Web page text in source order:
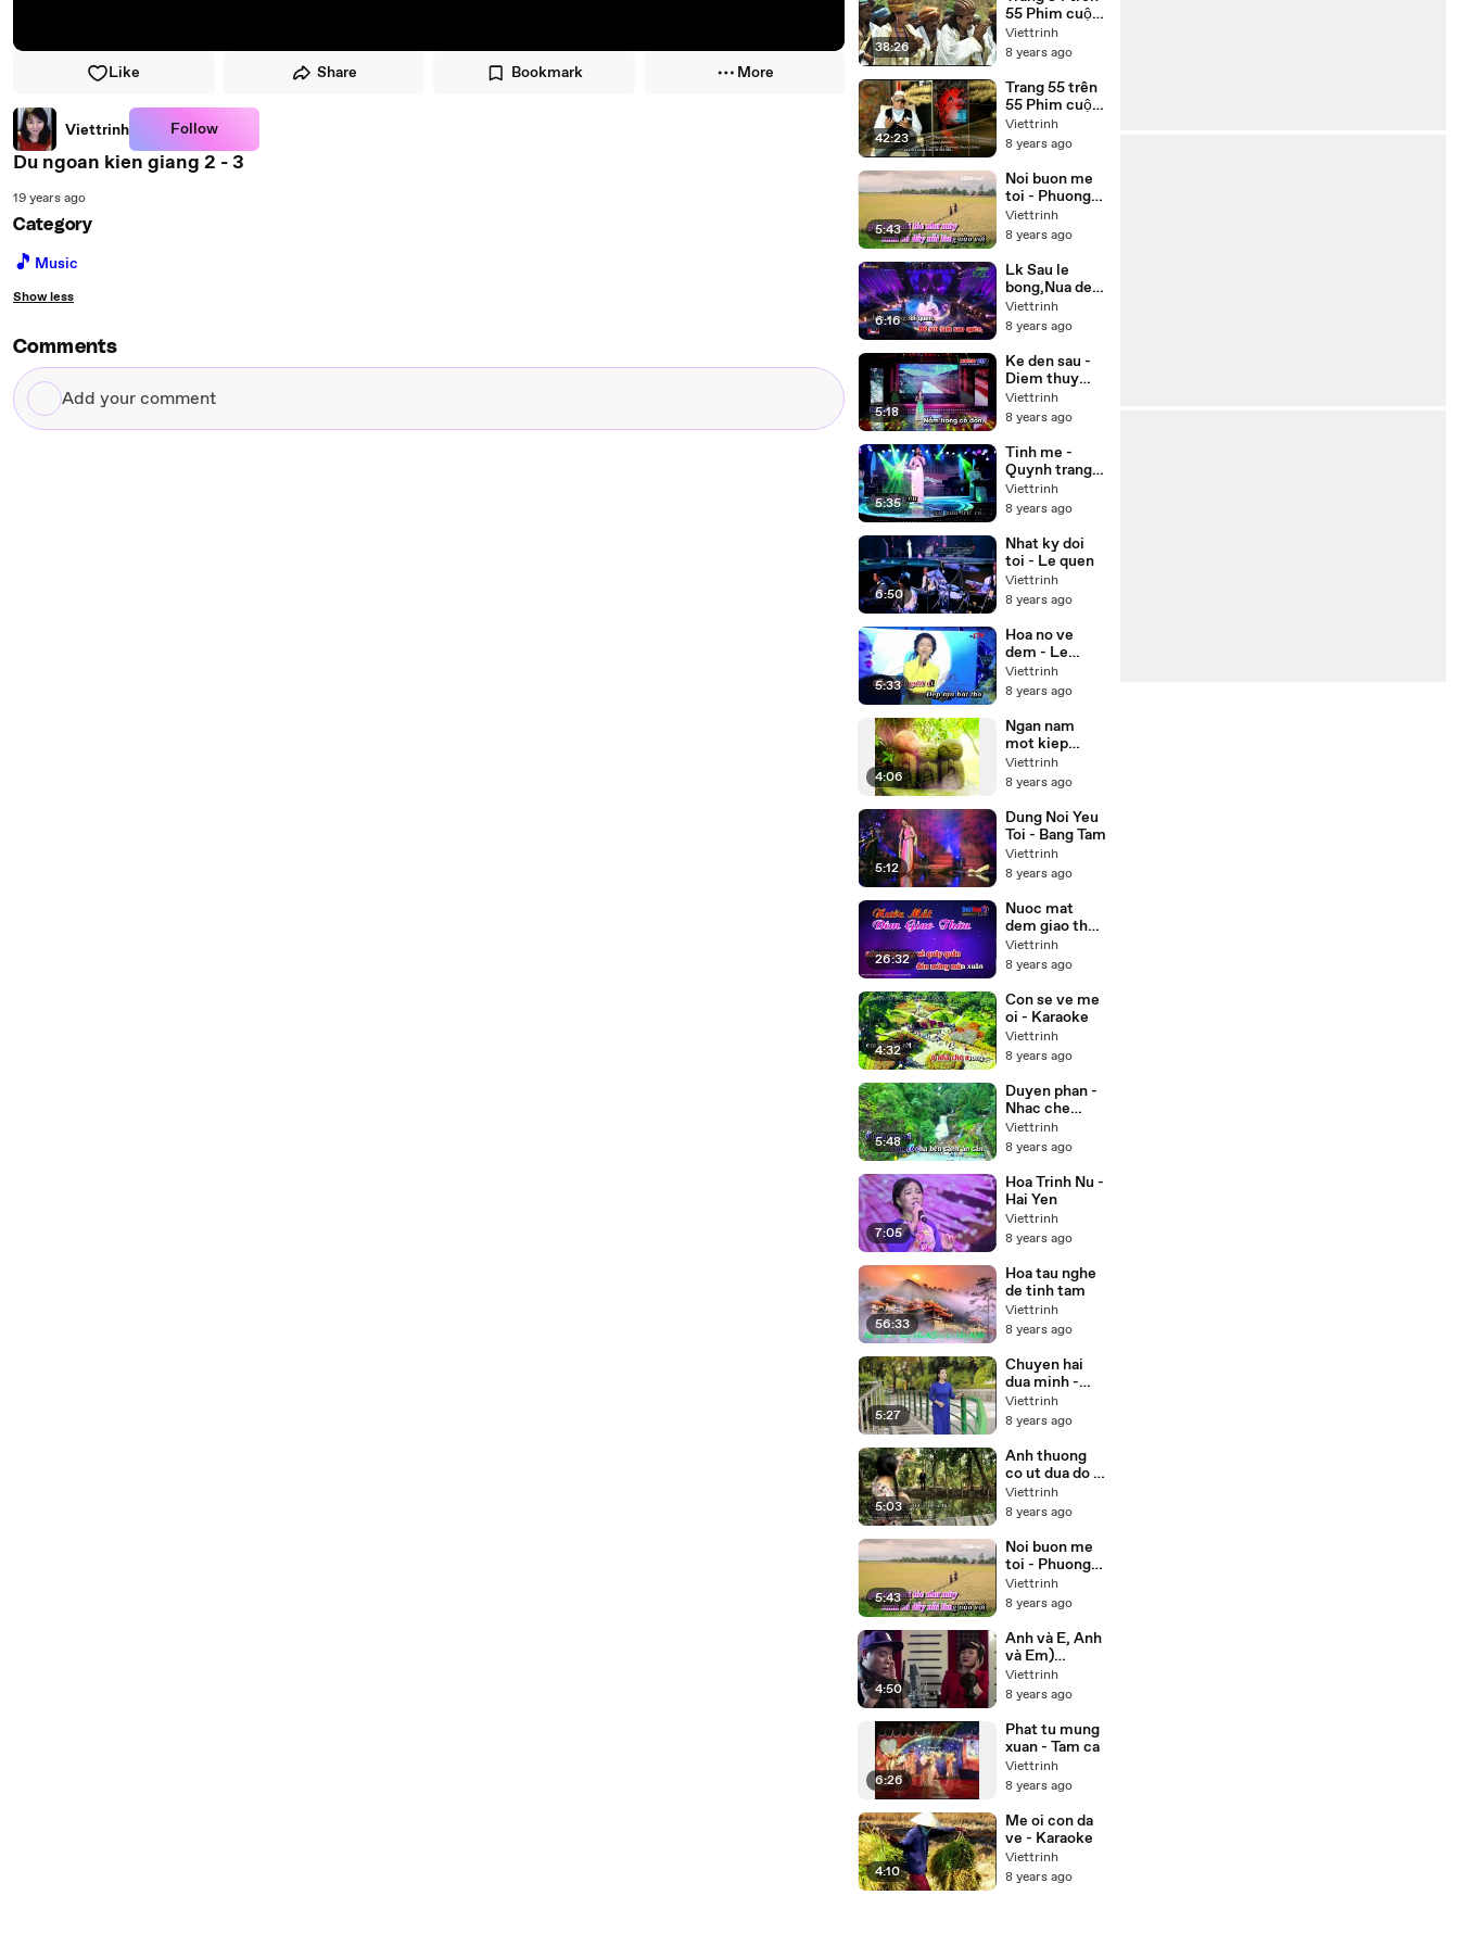
Like Share Bookmark More
Viettrinh Follow
Du ngoan kien giang 2 - 3
19 years ago
Category
🎵 Music
Show less
Comments
Add
your
tiếng
38:26
55 Phim cuộc
đời Đức Phật
Thích Ca
bộ 55 tập lồng
tiếng
Viettrinh
8 years ago
42:23
Trang 55 trên
55 Phim cuộc
đời Đức Phật
Thích Ca
tiếng 55 tập
trọn bộ
Viettrinh
8 years ago
5:43
Noi buon me
toi - Phuong
my chi,Thuy
duong Beat
Viettrinh
8 years ago
6:16
Lk Sau le
bong,Nua dem
ngoai pho -
Cong
nhan Karaoke
Viettrinh
8 years ago
5:18
Ke den sau -
Diem thuy
Karaoke
Viettrinh
8 years ago
5:35
Tinh me -
Quynh trang (
Karaoke Beat
)
Viettrinh
8 years ago
6:50
Nhat ky doi
toi - Le quen
Viettrinh
8 years ago
5:33
Hoa no ve
dem - Le
quyen
Karaoke
Viettrinh
8 years ago
4:06
Ngan nam
mot kiep
nguoi
Viettrinh
8 years ago
5:12
Dung Noi Yeu
Toi - Bang Tam
Viettrinh
8 years ago
26:32
Nuoc mat
dem giao thua
- Karaoke
Viettrinh
8 years ago
4:32
Con se ve me
oi - Karaoke
Viettrinh
8 years ago
5:48
Duyen phan -
Nhac che
(Karaoke)
Viettrinh
8 years ago
7:05
Hoa Trinh Nu -
Hai Yen
Viettrinh
8 years ago
56:33
Hoa tau nghe
de tinh tam
Viettrinh
8 years ago
5:27
Chuyen hai
dua minh -
Duong hong
loan
Viettrinh
8 years ago
5:03
Anh thuong
co ut dua do -
Luu anh
loan,Truong
Viettrinh
8 years ago
5:43
Noi buon me
toi - Phuong
my chi (
karaoke)
Viettrinh
8 years ago
4:50
Anh và E, Anh
và Em)
Valentine
Song 2013 -
Viettrinh
8 years ago
6:26
Phat tu mung
xuan - Tam ca
Viettrinh
8 years ago
4:10
Me oi con da
ve - Karaoke
Viettrinh
8 years ago